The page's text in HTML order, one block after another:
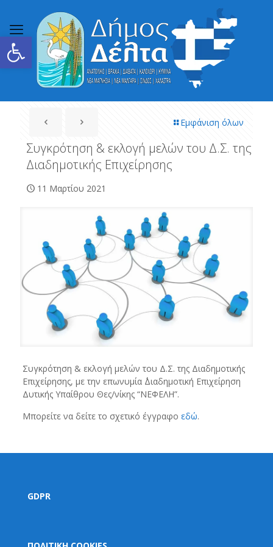
Ανοίξτε τη γραμμή εργαλείων
Εμφάνιση όλων
Συγκρότηση & εκλογή μελών του Δ.Σ. της
Διαδημοτικής Επιχείρησης
11 Μαρτίου 2021
Συγκρότηση & εκλογή μελών του Δ.Σ. της Διαδημοτικής
Επιχείρησης, με την επωνυμία ΄΄Διαδημοτική Επιχείρηση
Δυτικής Υπαίθρου Θες/νίκης “ΝΕΦΕΛΗ”.
Μπορείτε να δείτε το σχετικό έγγραφο εδώ.
GDPR